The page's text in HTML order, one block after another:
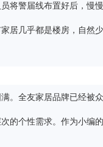
将警届线布置好后，慢
居几乎都是楼房，自然
。全友家居品牌已经被
的个性需求。作为小编